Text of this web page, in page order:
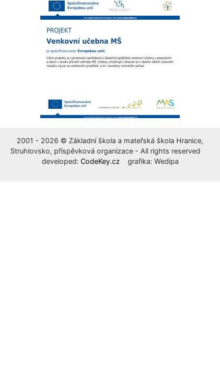
2001 - 2026 © Základní škola a mateřská škola Hranice,
Struhlovsko, příspěvková organizace - All rights reserved
developed: CodeKey.cz grafika: Wedipa